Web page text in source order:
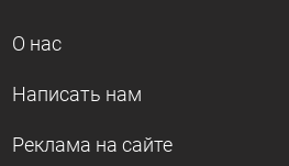
О нас
Написать нам
Реклама на сайте